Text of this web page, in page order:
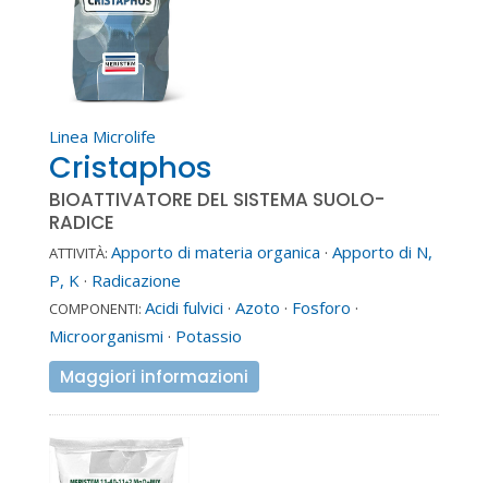
Linea Microlife
Cristaphos
BIOATTIVATORE DEL SISTEMA SUOLO-
RADICE
ATTIVITÀ: Apporto di materia organica · Apporto di N,
P, K · Radicazione
COMPONENTI: Acidi fulvici · Azoto · Fosforo ·
Microorganismi · Potassio
Maggiori informazioni